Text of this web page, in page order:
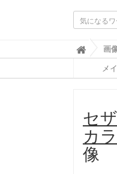
ふ
ぉ
ち
F
O
R
T
画
メ
セ
カ
像